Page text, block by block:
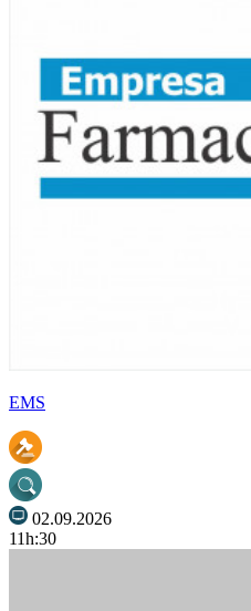
EMS
02.09.2026
11h:30